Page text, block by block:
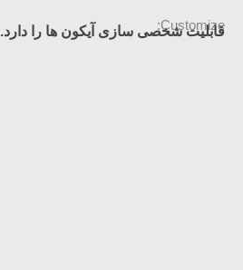
Customize:
قابلیت شخصی سازی آیکون ها را دارد.